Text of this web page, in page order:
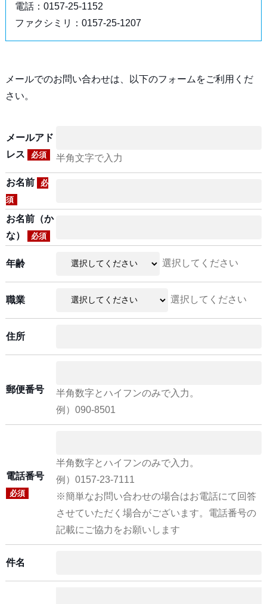
電話：0157-25-1152
ファクシミリ：0157-25-1207
メールでのお問い合わせは、以下のフォームをご利用くだ
さい。
メールアド
レス
必須 半角文字で入力
お名前
必
須
お名前（か
な）
必須
年齢 選択してください
職業 選択してください
住所
郵便番号
半角数字とハイフンのみで入力。
例）090-8501
電話番号
必須
半角数字とハイフンのみで入力。
例）0157-23-7111
※簡単なお問い合わせの場合はお電話にて回答
させていただく場合がございます。電話番号の
記載にご協力をお願いします
件名